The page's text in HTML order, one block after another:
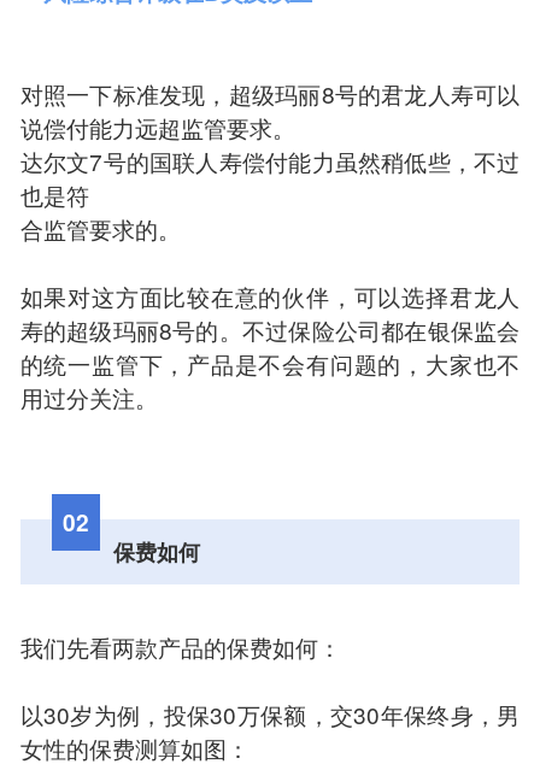
对照一下标准发现，超级玛丽8号的君龙人寿可以
说偿付能力远超监管要求。
达尔文7号的国联人寿偿付能力虽然稍低些，不过
也是符
合监管要求的。
如果对这方面比较在意的伙伴，可以选择君龙人
寿的超级玛丽8号的。不过保险公司都在银保监会
的统一监管下，产品是不会有问题的，大家也不
用过分关注。
02
保费如何
我们先看两款产品的保费如何：
以30岁为例，投保30万保额，交30年保终身，男
女性的保费测算如图：